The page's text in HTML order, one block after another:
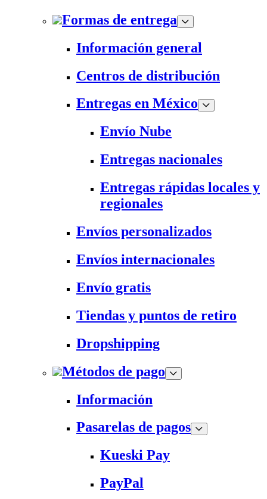
Formas de entrega
Información general
Centros de distribución
Entregas en México
Envío Nube
Entregas nacionales
Entregas rápidas locales y
regionales
Envíos personalizados
Envíos internacionales
Envío gratis
Tiendas y puntos de retiro
Dropshipping
Métodos de pago
Información
Pasarelas de pagos
Kueski Pay
PayPal